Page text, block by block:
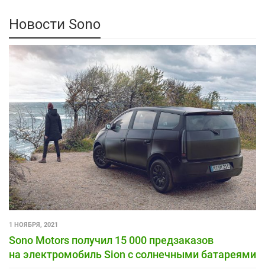
Новости Sono
1 НОЯБРЯ, 2021
Sono Motors получил 15 000 предзаказов
на электромобиль Sion с солнечными батареями